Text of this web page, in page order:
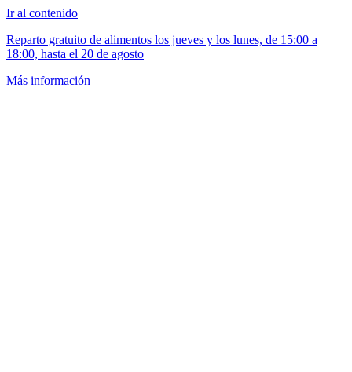
Ir al contenido
Reparto gratuito de alimentos los jueves y los lunes, de 15:00 a
18:00, hasta el 20 de agosto
Más información